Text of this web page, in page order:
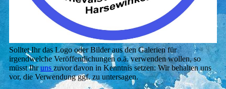
Solltet Ihr das Logo oder Bilder aus den Galerien für
irgendwelche Veröffentlichungen o.ä. verwenden wollen, so
müsst Ihruns zuvor davon in Kenntnis setzen. Wir behalten uns
vor, die Verwendung ggf. zu untersagen.